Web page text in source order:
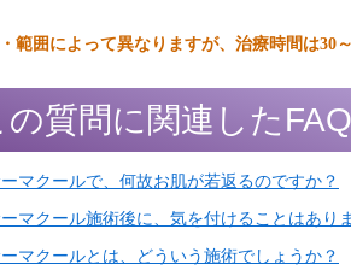
範囲によって異なりますが、治療時間は30～
の質問に関連したFAQ
マクールで、何故お肌が若返るのですか？
マクール施術後に、気を付けることはあり
マクールとは、どういう施術でしょうか？